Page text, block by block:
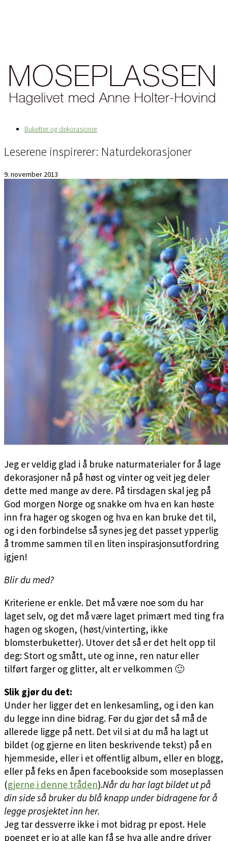
Buketter og dekorasjoner
Leserene inspirerer: Naturdekorasjoner
9. november 2013
Jeg er veldig glad i å bruke naturmaterialer for å lage
dekorasjoner nå på høst og vinter og veit jeg deler
dette med mange av dere. På tirsdagen skal jeg på
God morgen Norge og snakke om hva en kan høste
inn fra hager og skogen og hva en kan bruke det til,
og i den forbindelse så synes jeg det passet ypperlig
å tromme sammen til en liten inspirasjonsutfordring
igjen!
Blir du med?
Kriteriene er enkle. Det må være noe som du har
laget selv, og det må være laget primært med ting fra
hagen og skogen, (høst/vinterting, ikke
blomsterbuketter). Utover det så er det helt opp til
deg: Stort og smått, ute og inne, ren natur eller
tilført farger og glitter, alt er velkommen 🙂
Slik gjør du det:
Under her ligger det en lenkesamling, og i den kan
du legge inn dine bidrag. Før du gjør det så må de
allerede ligge på nett. Det vil si at du må ha lagt ut
bildet (og gjerne en liten beskrivende tekst) på en
hjemmeside, eller i et offentlig album, eller en blogg,
eller på feks en åpen facebookside som moseplassen
(gjerne i denne tråden).Når du har lagt bildet ut på
din side så bruker du blå knapp under bidragene for å
legge prosjektet inn her.
Jeg tar dessverre ikke i mot bidrag pr epost. Hele
poenget er jo at alle kan få se hva alle andre driver